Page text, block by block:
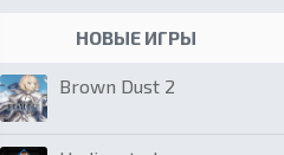
НОВЫЕ ИГРЫ
Brown Dust 2